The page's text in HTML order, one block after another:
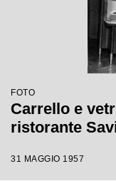
FOTO
Carrello e
ristorante
31 MAGGIO 1957